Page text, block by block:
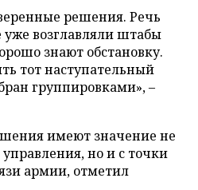
решения. Речь
возглавляли штабы
знают обстановку.
тот наступательный
группировками», –
имеют значение не
но и с точки
армии, отметил